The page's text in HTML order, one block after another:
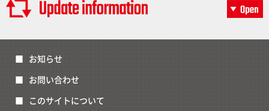
お知らせ
お問い合わせ
このサイトについて